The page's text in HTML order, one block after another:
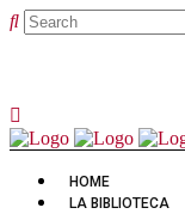
HOME
LA BIBLIOTECA